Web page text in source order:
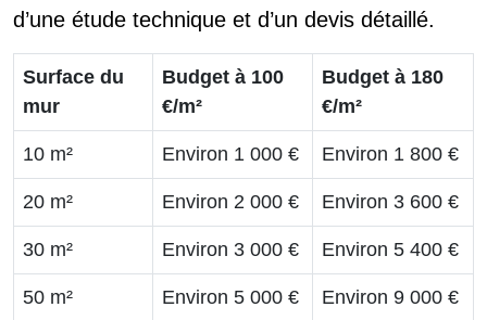
d’une étude technique et d’un devis détaillé.
Surface du
mur
Budget à 100
€/m²
Budget à 180
€/m²
10 m² Environ 1 000 € Environ 1 800 €
20 m² Environ 2 000 € Environ 3 600 €
30 m² Environ 3 000 € Environ 5 400 €
50 m² Environ 5 000 € Environ 9 000 €